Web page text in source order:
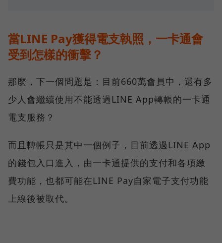
當LINE Pay獲得電支執照，一卡通會
受到怎樣的衝擊？
那麼，下一個問題是：目前660萬會員中，還有多
少人會繼續使用不能透過LINE App轉帳的一卡通
電支服務？
而且轉帳只是其中一個例子，目前透過LINE App
的錢包入口進入，由一卡通提供的支付和各項繳
費功能，也都可能在LINE Pay自家電子支付功能
上線後被取代。